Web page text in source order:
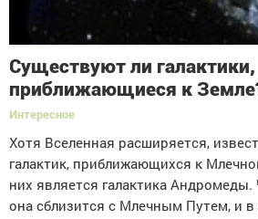
Существуют ли галактики,
приближающиеся к
Интересное
Хотя Вселенная расширяется,
галактик, приближающихся к
них является галактика Андромеды.
она сблизится с Млечным Путем, и в